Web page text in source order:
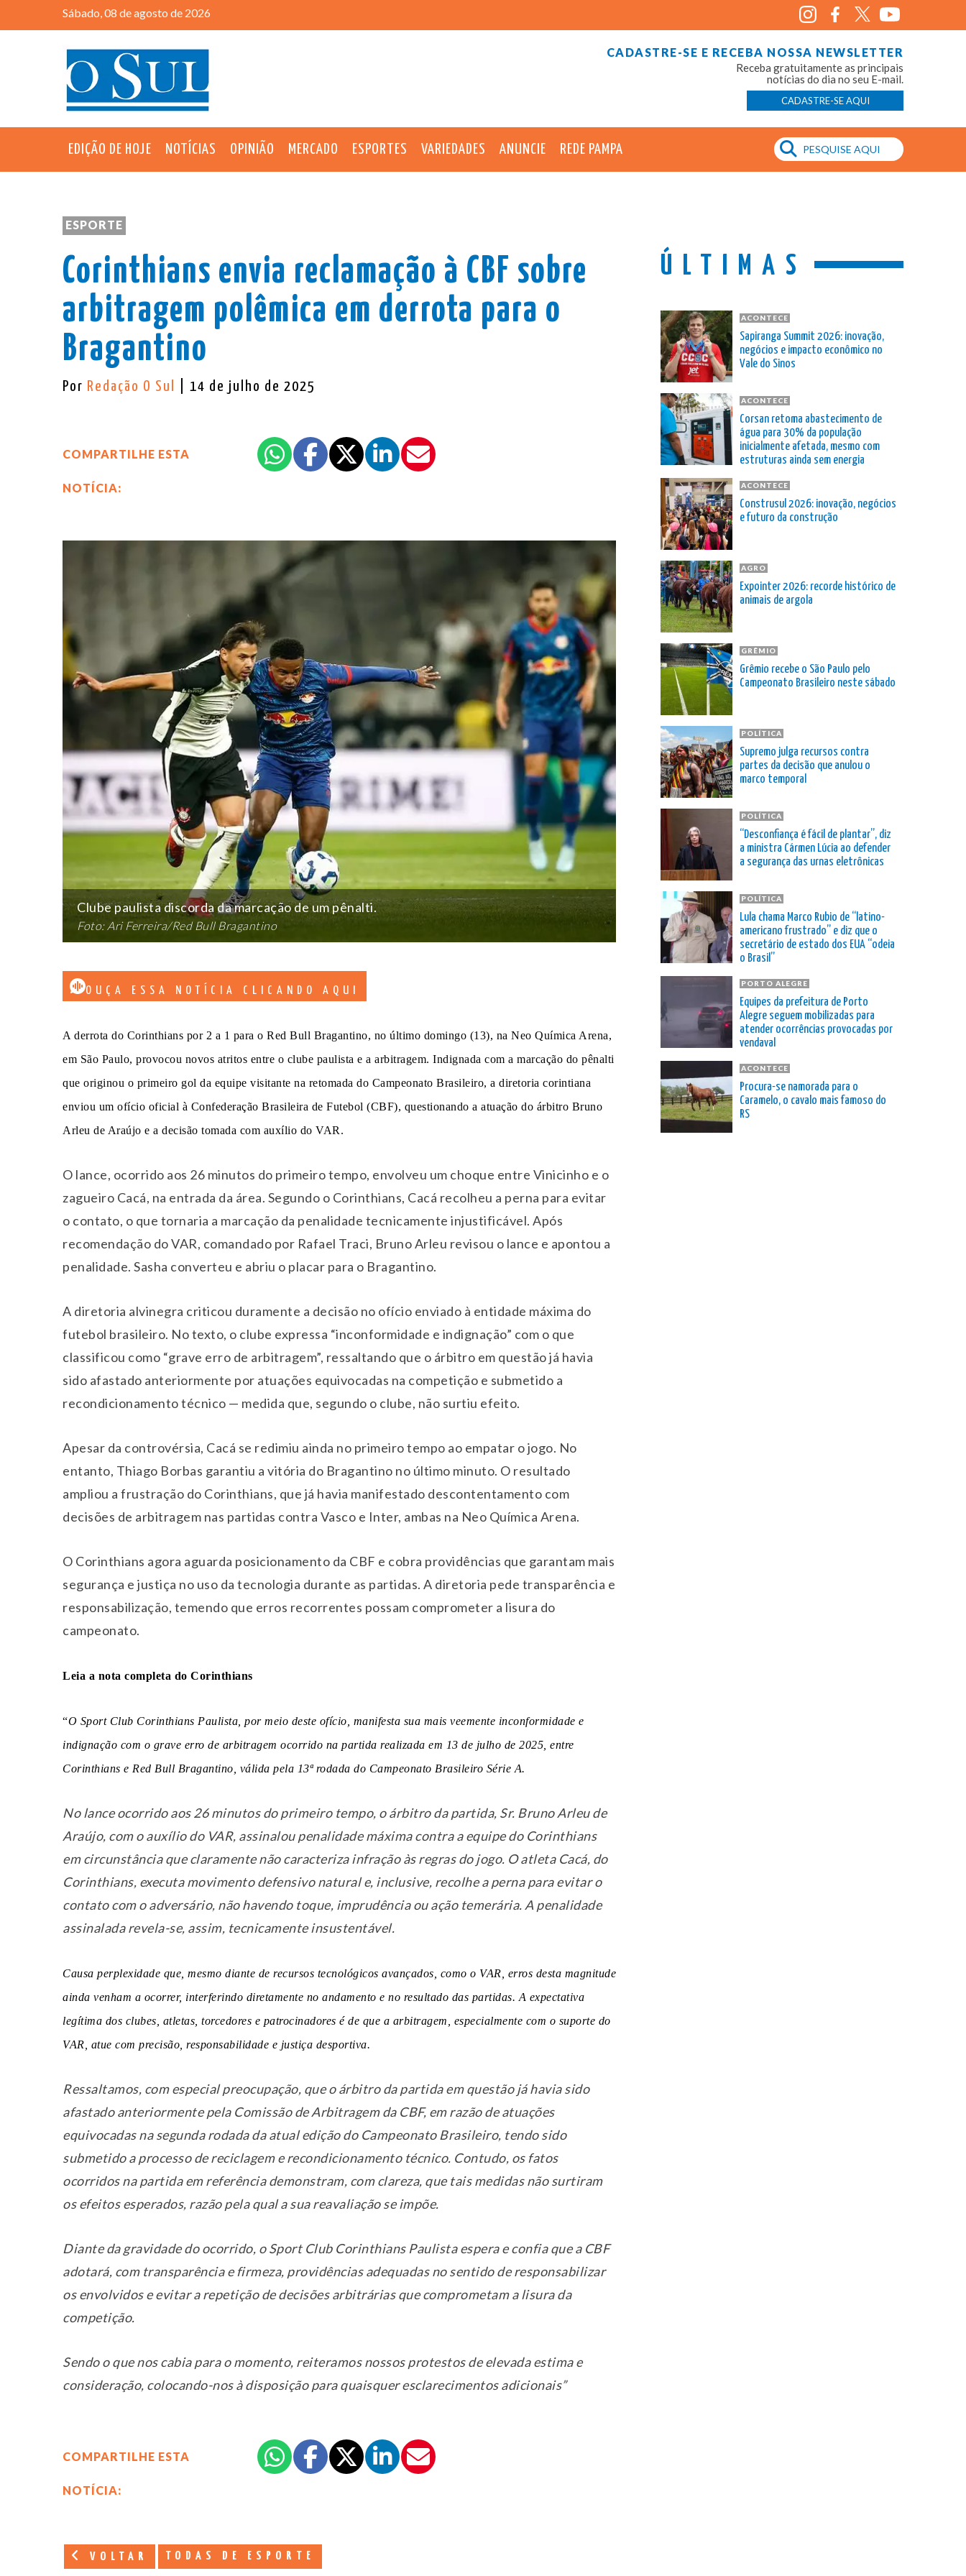
Sábado, 08 de agosto de 2026
CADASTRE-SE E RECEBA NOSSA NEWSLETTER
Receba gratuitamente as principais
notícias do dia no seu E-mail.
CADASTRE-SE AQUI
EDIÇÃO DE HOJE NOTÍCIAS OPINIÃO MERCADO ESPORTES VARIEDADES ANUNCIE REDE PAMPA
ESPORTE
Corinthians envia reclamação à CBF sobre
arbitragem polêmica em derrota para o
Bragantino
Por Redação O Sul | 14 de julho de 2025
COMPARTILHE ESTA
NOTÍCIA:
Clube paulista discorda da marcação de um pênalti.
Foto: Ari Ferreira/Red Bull Bragantino
OUÇA ESSA NOTÍCIA CLICANDO AQUI
A derrota do Corinthians por 2 a 1 para o Red Bull Bragantino, no último domingo (13), na Neo Química Arena,
em São Paulo, provocou novos atritos entre o clube paulista e a arbitragem. Indignada com a marcação do pênalti
que originou o primeiro gol da equipe visitante na retomada do Campeonato Brasileiro, a diretoria corintiana
enviou um ofício oficial à Confederação Brasileira de Futebol (CBF), questionando a atuação do árbitro Bruno
Arleu de Araújo e a decisão tomada com auxílio do VAR.
O lance, ocorrido aos 26 minutos do primeiro tempo, envolveu um choque entre Vinicinho e o
zagueiro Cacá, na entrada da área. Segundo o Corinthians, Cacá recolheu a perna para evitar
o contato, o que tornaria a marcação da penalidade tecnicamente injustificável. Após
recomendação do VAR, comandado por Rafael Traci, Bruno Arleu revisou o lance e apontou a
penalidade. Sasha converteu e abriu o placar para o Bragantino.
A diretoria alvinegra criticou duramente a decisão no ofício enviado à entidade máxima do
futebol brasileiro. No texto, o clube expressa “inconformidade e indignação” com o que
classificou como “grave erro de arbitragem”, ressaltando que o árbitro em questão já havia
sido afastado anteriormente por atuações equivocadas na competição e submetido a
recondicionamento técnico — medida que, segundo o clube, não surtiu efeito.
Apesar da controvérsia, Cacá se redimiu ainda no primeiro tempo ao empatar o jogo. No
entanto, Thiago Borbas garantiu a vitória do Bragantino no último minuto. O resultado
ampliou a frustração do Corinthians, que já havia manifestado descontentamento com
decisões de arbitragem nas partidas contra Vasco e Inter, ambas na Neo Química Arena.
O Corinthians agora aguarda posicionamento da CBF e cobra providências que garantam mais
segurança e justiça no uso da tecnologia durante as partidas. A diretoria pede transparência e
responsabilização, temendo que erros recorrentes possam comprometer a lisura do
campeonato.
Leia a nota completa do Corinthians
“O Sport Club Corinthians Paulista, por meio deste ofício, manifesta sua mais veemente inconformidade e
indignação com o grave erro de arbitragem ocorrido na partida realizada em 13 de julho de 2025, entre
Corinthians e Red Bull Bragantino, válida pela 13ª rodada do Campeonato Brasileiro Série A.
No lance ocorrido aos 26 minutos do primeiro tempo, o árbitro da partida, Sr. Bruno Arleu de
Araújo, com o auxílio do VAR, assinalou penalidade máxima contra a equipe do Corinthians
em circunstância que claramente não caracteriza infração às regras do jogo. O atleta Cacá, do
Corinthians, executa movimento defensivo natural e, inclusive, recolhe a perna para evitar o
contato com o adversário, não havendo toque, imprudência ou ação temerária. A penalidade
assinalada revela-se, assim, tecnicamente insustentável.
Causa perplexidade que, mesmo diante de recursos tecnológicos avançados, como o VAR, erros desta magnitude
ainda venham a ocorrer, interferindo diretamente no andamento e no resultado das partidas. A expectativa
legítima dos clubes, atletas, torcedores e patrocinadores é de que a arbitragem, especialmente com o suporte do
VAR, atue com precisão, responsabilidade e justiça desportiva.
Ressaltamos, com especial preocupação, que o árbitro da partida em questão já havia sido
afastado anteriormente pela Comissão de Arbitragem da CBF, em razão de atuações
equivocadas na segunda rodada da atual edição do Campeonato Brasileiro, tendo sido
submetido a processo de reciclagem e recondicionamento técnico. Contudo, os fatos
ocorridos na partida em referência demonstram, com clareza, que tais medidas não surtiram
os efeitos esperados, razão pela qual a sua reavaliação se impõe.
Diante da gravidade do ocorrido, o Sport Club Corinthians Paulista espera e confia que a CBF
adotará, com transparência e firmeza, providências adequadas no sentido de responsabilizar
os envolvidos e evitar a repetição de decisões arbitrárias que comprometam a lisura da
competição.
Sendo o que nos cabia para o momento, reiteramos nossos protestos de elevada estima e
consideração, colocando-nos à disposição para quaisquer esclarecimentos adicionais”
COMPARTILHE ESTA
NOTÍCIA:
VOLTAR TODAS DE ESPORTE
ÚLTIMAS
ACONTECE
Sapiranga Summit 2026: inovação,
negócios e impacto econômico no
Vale do Sinos
ACONTECE
Corsan retoma abastecimento de
água para 30% da população
inicialmente afetada, mesmo com
estruturas ainda sem energia
ACONTECE
Construsul 2026: inovação, negócios
e futuro da construção
AGRO
Expointer 2026: recorde histórico de
animais de argola
GRÊMIO
Grêmio recebe o São Paulo pelo
Campeonato Brasileiro neste sábado
POLÍTICA
Supremo julga recursos contra
partes da decisão que anulou o
marco temporal
POLÍTICA
“Desconfiança é fácil de plantar”, diz
a ministra Cármen Lúcia ao defender
a segurança das urnas eletrônicas
POLÍTICA
Lula chama Marco Rubio de “latino-
americano frustrado” e diz que o
secretário de estado dos EUA “odeia
o Brasil”
PORTO ALEGRE
Equipes da prefeitura de Porto
Alegre seguem mobilizadas para
atender ocorrências provocadas por
vendaval
ACONTECE
Procura-se namorada para o
Caramelo, o cavalo mais famoso do
RS